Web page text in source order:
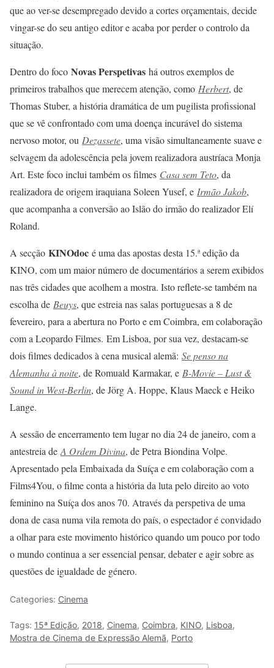
que ao ver-se desempregado devido a cortes orçamentais, decide
vingar-se do seu antigo editor e acaba por perder o controlo da
situação.
Dentro do foco Novas Perspetivas há outros exemplos de
primeiros trabalhos que merecem atenção, como Herbert, de
Thomas Stuber, a história dramática de um pugilista profissional
que se vê confrontado com uma doença incurável do sistema
nervoso motor, ou Dezassete, uma visão simultaneamente suave e
selvagem da adolescência pela jovem realizadora austríaca Monja
Art. Este foco inclui também os filmes Casa sem Teto, da
realizadora de origem iraquiana Soleen Yusef, e Irmão Jakob,
que acompanha a conversão ao Islão do irmão do realizador Elí
Roland.
A secção KINOdoc é uma das apostas desta 15.ª edição da
KINO, com um maior número de documentários a serem exibidos
nas três cidades que acolhem a mostra. Isto reflete-se também na
escolha de Beuys, que estreia nas salas portuguesas a 8 de
fevereiro, para a abertura no Porto e em Coimbra, em colaboração
com a Leopardo Filmes. Em Lisboa, por sua vez, destacam-se
dois filmes dedicados à cena musical alemã: Se penso na
Alemanha à noite, de Romuald Karmakar, e B-Movie – Lust &
Sound in West-Berlin, de Jörg A. Hoppe, Klaus Maeck e Heiko
Lange.
A sessão de encerramento tem lugar no dia 24 de janeiro, com a
antestreia de A Ordem Divina, de Petra Biondina Volpe.
Apresentado pela Embaixada da Suíça e em colaboração com a
Films4You, o filme conta a história da luta pelo direito ao voto
feminino na Suíça dos anos 70. Através da perspetiva de uma
dona de casa numa vila remota do país, o espectador é convidado
a olhar para este movimento histórico quando um pouco por todo
o mundo continua a ser essencial pensar, debater e agir sobre as
questões de igualdade de género.
Categories: Cinema
Tags: 15ª Edição, 2018, Cinema, Coimbra, KINO, Lisboa,
Mostra de Cinema de Expressão Alemã, Porto